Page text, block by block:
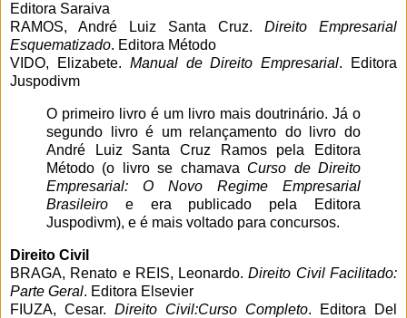
Editora Saraiva
RAMOS, André Luiz Santa Cruz. Direito Empresarial
Esquematizado. Editora Método
VIDO, Elizabete. Manual de Direito Empresarial. Editora
Juspodivm
O primeiro livro é um livro mais doutrinário. Já o
segundo livro é um relançamento do livro do
André Luiz Santa Cruz Ramos pela Editora
Método (o livro se chamava Curso de Direito
Empresarial: O Novo Regime Empresarial
Brasileiro e era publicado pela Editora
Juspodivm), e é mais voltado para concursos.
Direito Civil
BRAGA, Renato e REIS, Leonardo.Direito Civil Facilitado:
Parte Geral. Editora Elsevier
FIUZA, Cesar. Direito Civil:Curso Completo. Editora Del